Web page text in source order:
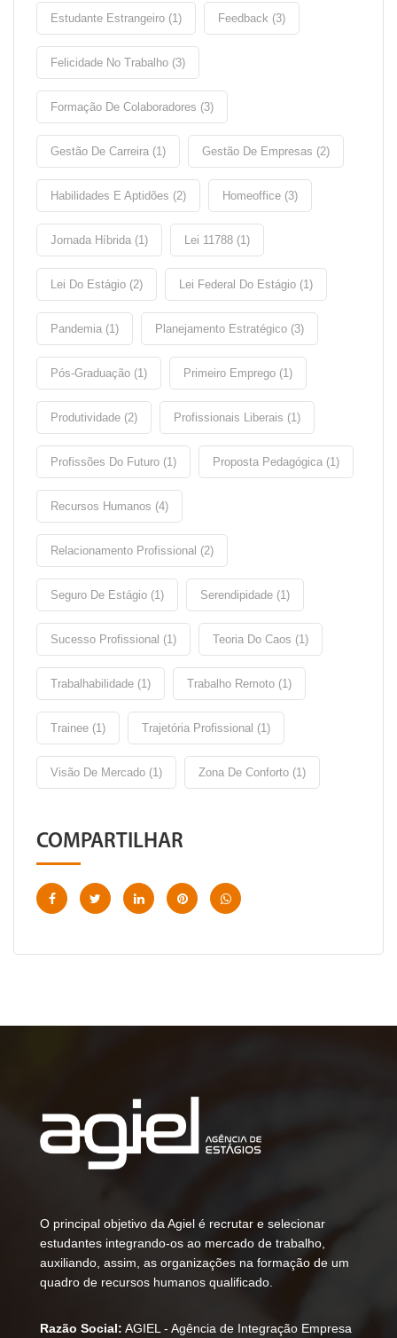
Estudante Estrangeiro (1) Feedback (3)
Felicidade No Trabalho (3)
Formação De Colaboradores (3)
Gestão De Carreira (1) Gestão De Empresas (2)
Habilidades E Aptidões (2) Homeoffice (3)
Jornada Híbrida (1) Lei 11788 (1)
Lei Do Estágio (2) Lei Federal Do Estágio (1)
Pandemia (1) Planejamento Estratégico (3)
Pós-Graduação (1) Primeiro Emprego (1)
Produtividade (2) Profissionais Liberais (1)
Profissões Do Futuro (1) Proposta Pedagógica (1)
Recursos Humanos (4)
Relacionamento Profissional (2)
Seguro De Estágio (1) Serendipidade (1)
Sucesso Profissional (1) Teoria Do Caos (1)
Trabalhabilidade (1) Trabalho Remoto (1)
Trainee (1) Trajetória Profissional (1)
Visão De Mercado (1) Zona De Conforto (1)
COMPARTILHAR
O principal objetivo da Agiel é recrutar e selecionar
estudantes integrando-os ao mercado de trabalho,
auxiliando, assim, as organizações na formação de um
quadro de recursos humanos qualificado.
Razão Social: AGIEL - Agência de Integração Empresa